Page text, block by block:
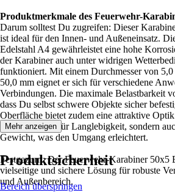
Produktmerkmale des Feuerwehr-
Darum solltest Du zugreifen: Dieser
ist ideal für den Innen- und Außeneinsatz.
Edelstahl A4 gewährleistet eine hohe
der Karabiner auch unter widrigen
funktioniert. Mit einem Durchmesser von
50,0 mm eignet er sich für verschiedene
Verbindungen. Die maximale Belastbarkeit
dass Du selbst schwere Objekte sicher
Oberfläche bietet zudem eine attraktive
sorgt nicht nur für Langlebigkeit, sondern
Gewicht, was den Umgang erleichtert.
Festgezurrt: Der Feuerwehr-Karabiner 50x5
vielseitige und sichere Lösung für robuste
und Außenbereich.
Mehr anzeigen
Produktsicherheit
Bereich überspringen